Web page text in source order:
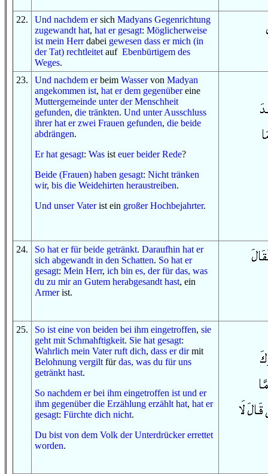
22. Und nachdem ersich Madyans Gegenrichtung
zugewandt hat, hat er gesagt: Möglicherweise
ist mein Herr dabei gewesen dass er mich (in
der Tat) rechtleitet auf Ebenbürtigem des
Weges.
23. Und nachdem erbeim Wasservon Madyan
angekommen ist, hat er dem gegenübereine
Muttergemeinde unterder Menschheit
gefunden, die tränkten. Und unter Ausschluss
ihrerhat er zwei Frauen gefunden, die beide
abdrängen.
Er hat gesagt: Was ist euer beider Rede?
Beide (Frauen) haben gesagt: Nicht tränken
wir, bis die Weidehirten heraustreiben.
Und unser Vaterist ein großer Hochbejahrter.
24. So hat er für beide getränkt. Daraufhin hat er
sich abgewandt in den Schatten. So hat er
gesagt: Mein Herr, ich bin es, der für das, was
du zu mir an Gutem herabgesandt hast, ein
Armerist.
25. So ist eine von beiden bei ihm eingetroffen, sie
geht mit Schmahftigkeit. Sie hat gesagt:
Wahrlich mein Vater ruft dich, dass er dirmit
Belohnung vergilt fürdas, was du für uns
getränkt hast.
So nachdem er bei ihm eingetroffen ist und er
ihm gegenüber die Erzählung erzählt hat, hat er
gesagt: Fürchte dich nicht.
Du bist von dem Volk der Unterdrückererrettet
worden.